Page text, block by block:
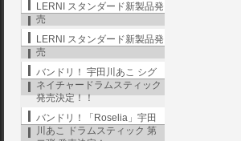
LERNI スタンダード新製品発
売
LERNI スタンダード新製品発
売
バンドリ！ 宇田川あこ シグ
ネイチャードラムスティック
発売決定！！
バンドリ！「Roselia」宇田
川あこ ドラムスティック 第